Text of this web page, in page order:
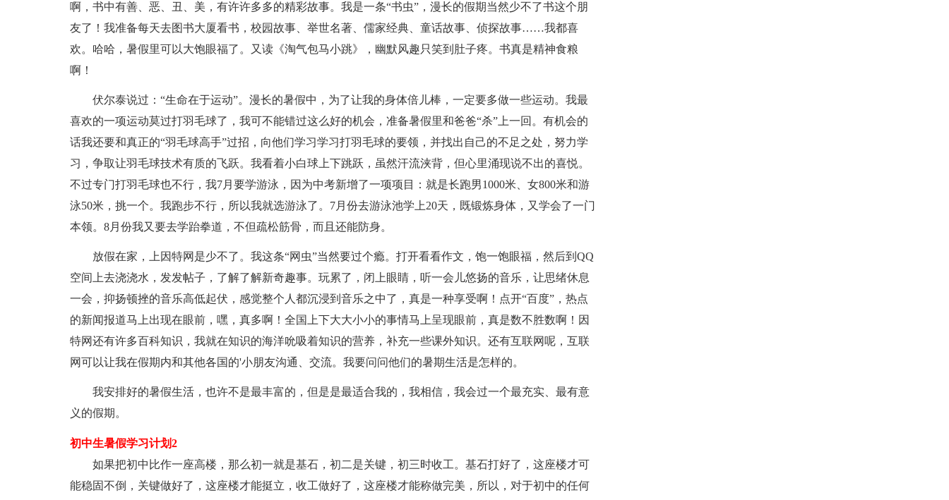
啊，书中有善、恶、丑、美，有许许多多的精彩故事。我是一条“书虫”，漫长的假期当然少不了书这个朋
友了！我准备每天去图书大厦看书，校园故事、举世名著、儒家经典、童话故事、侦探故事……我都喜
欢。哈哈，暑假里可以大饱眼福了。又读《淘气包马小跳》，幽默风趣只笑到肚子疼。书真是精神食粮
啊！
伏尔泰说过：“生命在于运动”。漫长的暑假中，为了让我的身体倍儿棒，一定要多做一些运动。我最
喜欢的一项运动莫过打羽毛球了，我可不能错过这么好的机会，准备暑假里和爸爸“杀”上一回。有机会的
话我还要和真正的“羽毛球高手”过招，向他们学习学习打羽毛球的要领，并找出自己的不足之处，努力学
习，争取让羽毛球技术有质的飞跃。我看着小白球上下跳跃，虽然汗流浃背，但心里涌现说不出的喜悦。
不过专门打羽毛球也不行，我7月要学游泳，因为中考新增了一项项目：就是长跑男1000米、女800米和游
泳50米，挑一个。我跑步不行，所以我就选游泳了。7月份去游泳池学上20天，既锻炼身体，又学会了一门
本领。8月份我又要去学跆拳道，不但疏松筋骨，而且还能防身。
放假在家，上因特网是少不了。我这条“网虫”当然要过个瘾。打开看看作文，饱一饱眼福，然后到QQ
空间上去浇浇水，发发帖子，了解了解新奇趣事。玩累了，闭上眼睛，听一会儿悠扬的音乐，让思绪休息
一会，抑扬顿挫的音乐高低起伏，感觉整个人都沉浸到音乐之中了，真是一种享受啊！点开“百度”，热点
的新闻报道马上出现在眼前，嘿，真多啊！全国上下大大小小的事情马上呈现眼前，真是数不胜数啊！因
特网还有许多百科知识，我就在知识的海洋吮吸着知识的营养，补充一些课外知识。还有互联网呢，互联
网可以让我在假期内和其他各国的'小朋友沟通、交流。我要问问他们的暑期生活是怎样的。
我安排好的暑假生活，也许不是最丰富的，但是是最适合我的，我相信，我会过一个最充实、最有意
义的假期。
初中生暑假学习计划2
如果把初中比作一座高楼，那么初一就是基石，初二是关键，初三时收工。基石打好了，这座楼才可
能稳固不倒，关键做好了，这座楼才能挺立，收工做好了，这座楼才能称做完美，所以，对于初中的任何